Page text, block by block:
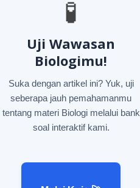
🧪
Uji Wawasan
Biologimu!
Suka dengan artikel ini? Yuk, uji
seberapa jauh pemahamanmu
tentang materi Biologi melalui bank
soal interaktif kami.